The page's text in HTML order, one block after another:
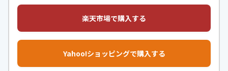
楽天市場で購入する
Yahoo!ショッピングで購入する